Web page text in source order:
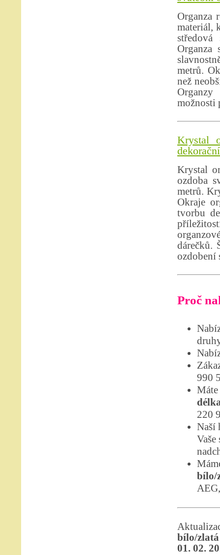
Organza
materiál,
Organza
metrů.
než
možnosti
Krystal
Krystal
ozdoba
metrů.
Okraje
tvorbu
dárečků.
ozdobení
Proč
990
220
Naší
bílo/
bílo/
01. 02.